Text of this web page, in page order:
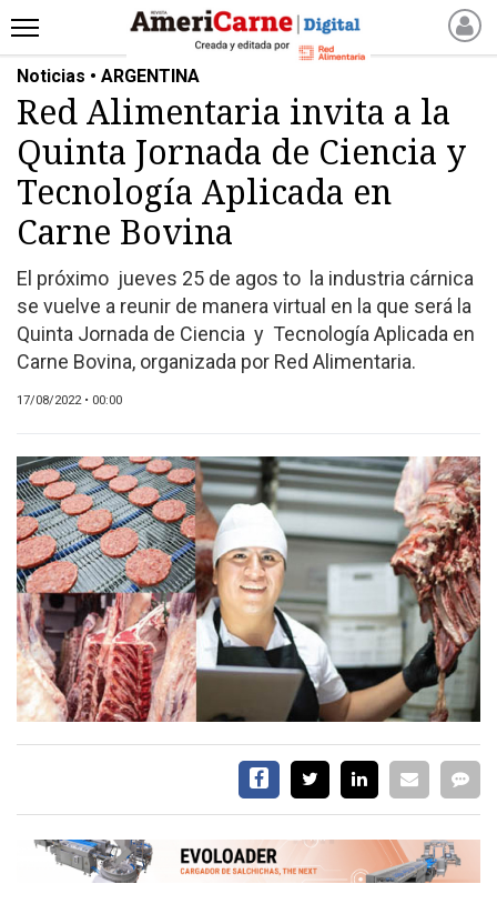
INICIO
NOTICIAS RECIENTES
NOTICIAS
ARTICULOS
PRODUCCIÓN
PROCESO
PRODUCTO
NUEVOS PRODUCTOS
MARKETPLACE
DE CARNE VACUNA
EVENTOS Y
CAPACITACIONES
DIRECTORIO
CALENDARIO
MEDIA KIT
SERVICIOS
Noticias • ARGENTINA
Red Alimentaria invita a la
Quinta Jornada de Ciencia y
Tecnología Aplicada en
Carne Bovina
El próximo jueves 25 de agos to la industria cárnica
se vuelve a reunir de manera virtual en la que será la
Quinta Jornada de Ciencia y Tecnología Aplicada en
Carne Bovina, organizada por Red Alimentaria.
17/08/2022 • 00:00